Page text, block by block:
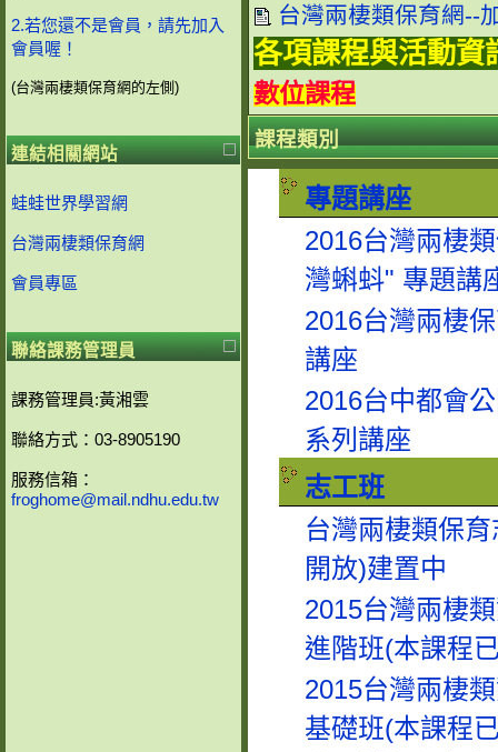
2.若您還不是會員，請先加入
會員喔！
(台灣兩棲類保育網的左側)
連結相關網站
蛙蛙世界學習網
台灣兩棲類保育網
會員專區
聯絡課務管理員
課務管理員:黃湘雲
聯絡方式：03-8905190
服務信箱：
froghome@mail.ndhu.edu.tw
台灣兩棲類保育網--
各項課程與活動資
數位課程
課程類別
專題講座
2016台灣兩棲
灣蝌蚪" 專題講
2016台灣兩棲
講座
2016台中都會
系列講座
志工班
台灣兩棲類保
開放)建置中
2015台灣兩棲
進階班(本課程
2015台灣兩棲
基礎班(本課程